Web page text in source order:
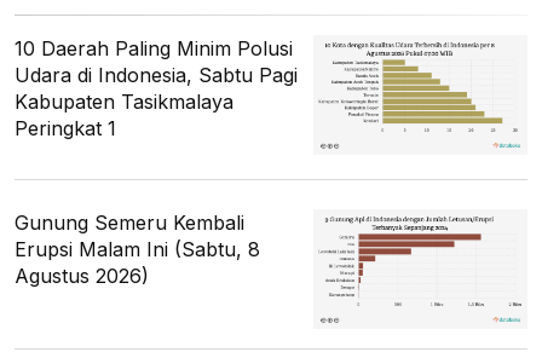
10 Daerah Paling Minim Polusi
Udara di Indonesia, Sabtu Pagi
Kabupaten Tasikmalaya
Peringkat 1
Gunung Semeru Kembali
Erupsi Malam Ini (Sabtu, 8
Agustus 2026)